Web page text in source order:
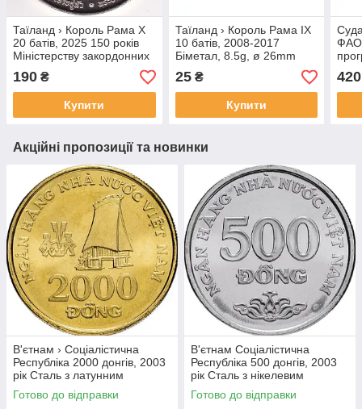
Таїланд › Король Рама X
20 батів, 2025 150 років
Міністерству закордонних
справ Мідно-нікелевий
сплав, 15g, ø 32mm №БН
190 ₴
Купити
Таїланд › Король Рама IX
10 батів, 2008-2017
Біметал, 8.5g, ø 26mm
№3611
25₴
Купити
ФАО
420
Акційні пропозиції та новинки
В'єтнам › Соціалістична
Республіка 2000 донгів, 2003
рік Сталь з латунним
покриттям, 5g, ø 23.92mm
№1902
Готово до відправки
В'єтнам Соціалістична
Республіка 500 донгів, 2003
рік Сталь з нікелевим
покриттям, 4.5g, ø 21.86mm
№1907
Готово до відправки